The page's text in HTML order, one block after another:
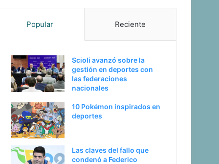
Popular Reciente
Scioli avanzó sobre la
gestión en deportes con
las federaciones
nacionales
10 Pokémon inspirados en
deportes
Las claves del fallo que
condenó a Federico